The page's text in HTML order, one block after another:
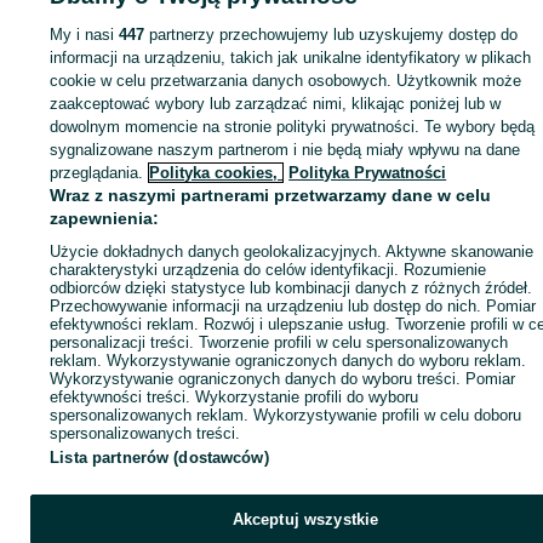
Zaloguj się lub załóż konto na OLX, aby skontaktować się z
sprzedającym
Zaloguj się / Załóż konto
Zadzwoń / SMS
My i nasi447 partnerzy przechowujemy lub uzyskujemy dostęp do
informacji na urządzeniu, takich jak unikalne identyfikatory w plikach
cookie w celu przetwarzania danych osobowych. Użytkownik może
zaakceptować wybory lub zarządzać nimi, klikając poniżej lub w
dowolnym momencie na stronie polityki prywatności. Te wybory będą
sygnalizowane naszym partnerom i nie będą miały wpływu na dane
przeglądania. Polityka cookies, Polityka Prywatności
Wraz z naszymi partnerami przetwarzamy dane w celu
zapewnienia:
Użycie dokładnych danych geolokalizacyjnych. Aktywne skanowanie
charakterystyki urządzenia do celów identyfikacji. Rozumienie
odbiorców dzięki statystyce lub kombinacji danych z różnych źródeł.
Przechowywanie informacji na urządzeniu lub dostęp do nich. Pomiar
efektywności reklam. Rozwój i ulepszanie usług. Tworzenie profili w
personalizacji treści. Tworzenie profili w celu spersonalizowanych
reklam. Wykorzystywanie ograniczonych danych do wyboru reklam.
Wykorzystywanie ograniczonych danych do wyboru treści. Pomiar
efektywności treści. Wykorzystanie profili do wyboru
spersonalizowanych reklam. Wykorzystywanie profili w celu doboru
spersonalizowanych treści.
Lista partnerów (dostawców)
Akceptuj wszystkie